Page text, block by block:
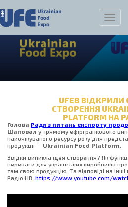
UFEB ВІДКРИЛИ
СТВОРЕННЯ
PLATFORM НА
Голова Ради з питань експорту
Шаповал у прямому ефірі ранкового
найочікуваного ресурсу року для
продукції — Ukrainian Food Platform.
Звідки виникла ідея створення? Як
переваги для українських виробників
там свою продукцію. Та відповіді на інші
Радіо НВ: https://www.youtube.com/